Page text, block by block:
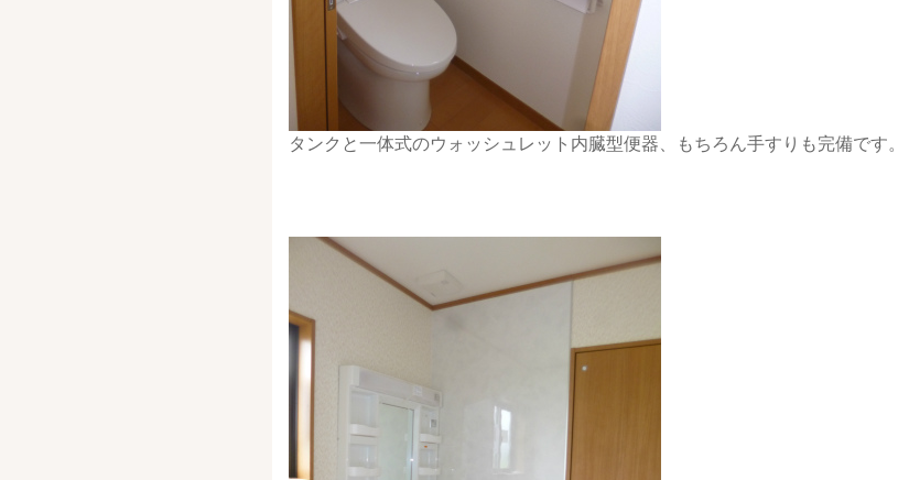
タンクと一体式のウォッシュレット内臓型便器、もちろん手すりも完備です。